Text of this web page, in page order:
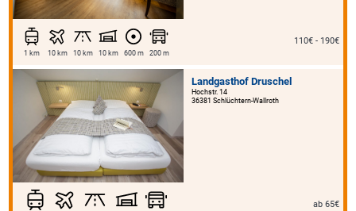
1 km 10 km 10 km 10 km 600 m 200 m
110€ - 190€
Landgasthof Druschel
Hochstr. 14
36381 Schlüchtern-Wallroth
ab 65€